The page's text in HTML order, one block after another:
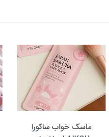
ماسک خواب ساکورا